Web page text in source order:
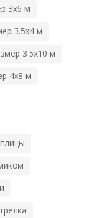
3х6 м
3.5х4 м
3.5х10 м
4х8 м